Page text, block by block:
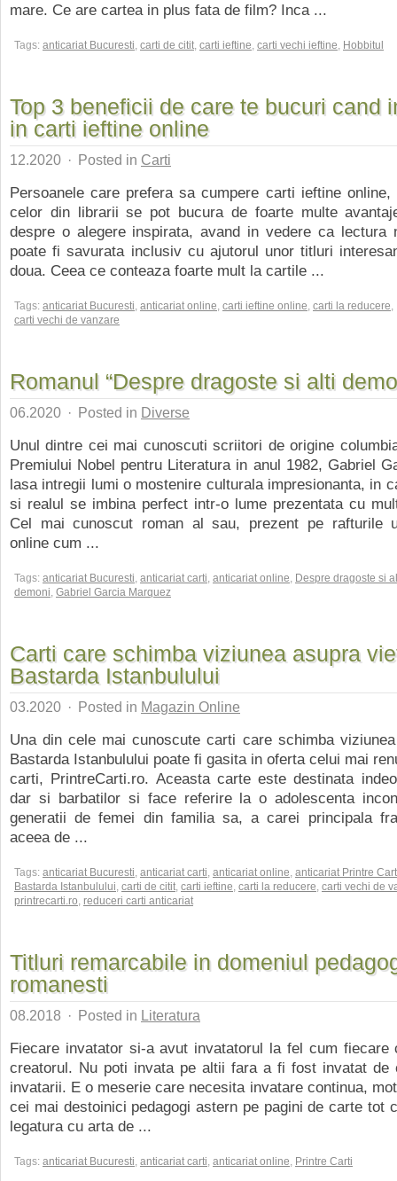
mare. Ce are cartea in plus fata de film? Inca ...
Tags: anticariat Bucuresti, carti de citit, carti ieftine, carti vechi ieftine, Hobbitul
Top 3 beneficii de care te bucuri cand
in carti ieftine online
12.2020 · Posted in Carti
Persoanele care prefera sa cumpere carti ieftine online,
celor din librarii se pot bucura de foarte multe
despre o alegere inspirata, avand in vedere ca lectura
poate fi savurata inclusiv cu ajutorul unor titluri
doua. Ceea ce conteaza foarte mult la cartile ...
Tags: anticariat Bucuresti, anticariat online, carti ieftine online, carti la reducere,
carti vechi de vanzare
Romanul “Despre dragoste si alti
06.2020 · Posted in Diverse
Unul dintre cei mai cunoscuti scriitori de origine
Premiului Nobel pentru Literatura in anul 1982, Gabriel
lasa intregii lumi o mostenire culturala impresionanta, in
si realul se imbina perfect intr-o lume prezentata cu
Cel mai cunoscut roman al sau, prezent pe rafturile
online cum ...
Tags: anticariat Bucuresti, anticariat carti, anticariat online, Despre dragoste si
demoni, Gabriel Garcia Marquez
Carti care schimba viziunea asupra
Bastarda Istanbulului
03.2020 · Posted in Magazin Online
Una din cele mai cunoscute carti care schimba
Bastarda Istanbulului poate fi gasita in oferta celui mai
carti, PrintreCarti.ro. Aceasta carte este destinata
dar si barbatilor si face referire la o adolescenta
generatii de femei din familia sa, a carei principala
aceea de ...
Tags: anticariat Bucuresti, anticariat carti, anticariat online, anticariat Printre
Bastarda Istanbulului, carti de citit, carti ieftine, carti la reducere, carti vechi de
printrecarti.ro, reduceri carti anticariat
Titluri remarcabile in domeniul
romanesti
08.2018 · Posted in Literatura
Fiecare invatator si-a avut invatatorul la fel cum fiecare
creatorul. Nu poti invata pe altii fara a fi fost invatat de
invatarii. E o meserie care necesita invatare continua,
cei mai destoinici pedagogi astern pe pagini de carte tot
legatura cu arta de ...
Tags: anticariat Bucuresti, anticariat carti, anticariat online, Printre Carti